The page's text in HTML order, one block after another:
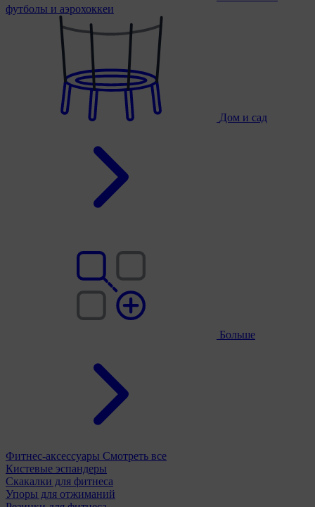
футболы и аэрохоккеи
Дом и сад
Больше
Фитнес-аксессуары Смотреть все
Кистевые эспандеры
Скакалки для фитнеса
Упоры для отжиманий